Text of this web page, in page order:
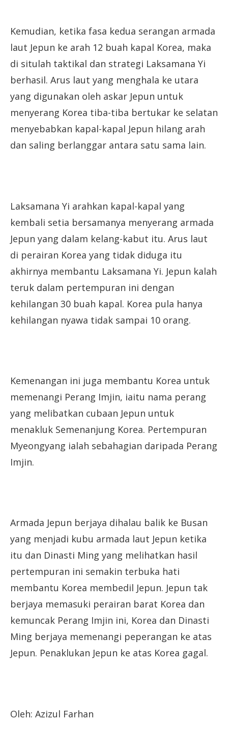
Kemudian, ketika fasa kedua serangan armada
laut Jepun ke arah 12 buah kapal Korea, maka
di situlah taktikal dan strategi Laksamana Yi
berhasil. Arus laut yang menghala ke utara
yang digunakan oleh askar Jepun untuk
menyerang Korea tiba-tiba bertukar ke selatan
menyebabkan kapal-kapal Jepun hilang arah
dan saling berlanggar antara satu sama lain.
Laksamana Yi arahkan kapal-kapal yang
kembali setia bersamanya menyerang armada
Jepun yang dalam kelang-kabut itu. Arus laut
di perairan Korea yang tidak diduga itu
akhirnya membantu Laksamana Yi. Jepun kalah
teruk dalam pertempuran ini dengan
kehilangan 30 buah kapal. Korea pula hanya
kehilangan nyawa tidak sampai 10 orang.
Kemenangan ini juga membantu Korea untuk
memenangi Perang Imjin, iaitu nama perang
yang melibatkan cubaan Jepun untuk
menakluk Semenanjung Korea. Pertempuran
Myeongyang ialah sebahagian daripada Perang
Imjin.
Armada Jepun berjaya dihalau balik ke Busan
yang menjadi kubu armada laut Jepun ketika
itu dan Dinasti Ming yang melihatkan hasil
pertempuran ini semakin terbuka hati
membantu Korea membedil Jepun. Jepun tak
berjaya memasuki perairan barat Korea dan
kemuncak Perang Imjin ini, Korea dan Dinasti
Ming berjaya memenangi peperangan ke atas
Jepun. Penaklukan Jepun ke atas Korea gagal.
Oleh: Azizul Farhan